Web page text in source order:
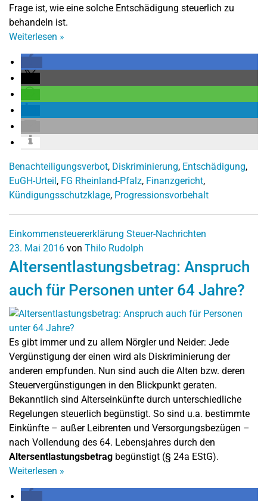
Frage ist, wie eine solche Entschädigung steuerlich zu
behandeln ist.
Weiterlesen »
Benachteiligungsverbot, Diskriminierung, Entschädigung,
EuGH-Urteil, FG Rheinland-Pfalz, Finanzgericht,
Kündigungsschutzklage, Progressionsvorbehalt
Einkommensteuererklärung Steuer-Nachrichten
23. Mai 2016 von Thilo Rudolph
Altersentlastungsbetrag: Anspruch
auch für Personen unter 64 Jahre?
Es gibt immer und zu allem Nörgler und Neider: Jede
Vergünstigung der einen wird als Diskriminierung der
anderen empfunden. Nun sind auch die Alten bzw. deren
Steuervergünstigungen in den Blickpunkt geraten.
Bekanntlich sind Alterseinkünfte durch unterschiedliche
Regelungen steuerlich begünstigt. So sind u.a. bestimmte
Einkünfte – außer Leibrenten und Versorgungsbezügen –
nach Vollendung des 64. Lebensjahres durch den
Altersentlastungsbetrag begünstigt (§ 24a EStG).
Weiterlesen »